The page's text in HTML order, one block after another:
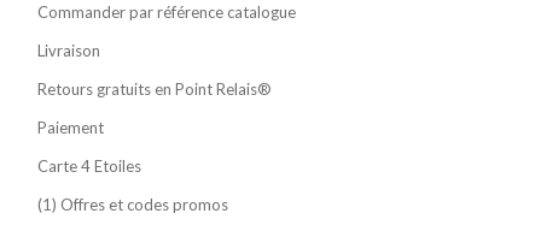
Commander par référence catalogue
Livraison
Retours gratuits en Point Relais®
Paiement
Carte 4 Etoiles
(1) Offres et codes promos